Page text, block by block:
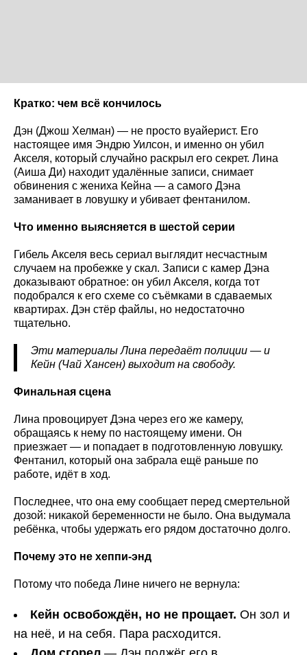
Кратко: чем всё кончилось
Дэн (Джош Хелман) — не просто вуайерист. Его
настоящее имя Эндрю Уилсон, и именно он убил
Акселя, который случайно раскрыл его секрет. Лина
(Аиша Ди) находит удалённые записи, снимает
обвинения с жениха Кейна — а самого Дэна
заманивает в ловушку и убивает фентанилом.
Что именно выясняется в шестой серии
Гибель Акселя весь сериал выглядит несчастным
случаем на пробежке у скал. Записи с камер Дэна
доказывают обратное: он убил Акселя, когда тот
подобрался к его схеме со съёмками в сдаваемых
квартирах. Дэн стёр файлы, но недостаточно
тщательно.
Эти материалы Лина передаёт полиции — и
Кейн (Чай Хансен) выходит на свободу.
Финальная сцена
Лина провоцирует Дэна через его же камеру,
обращаясь к нему по настоящему имени. Он
приезжает — и попадает в подготовленную ловушку.
Фентанил, который она забрала ещё раньше по
работе, идёт в ход.
Последнее, что она ему сообщает перед смертельной
дозой: никакой беременности не было. Она выдумала
ребёнка, чтобы удержать его рядом достаточно долго.
Почему это не хеппи-энд
Потому что победа Лине ничего не вернула:
Кейн освобождён, но не прощает. Он зол и
на неё, и на себя. Пара расходится.